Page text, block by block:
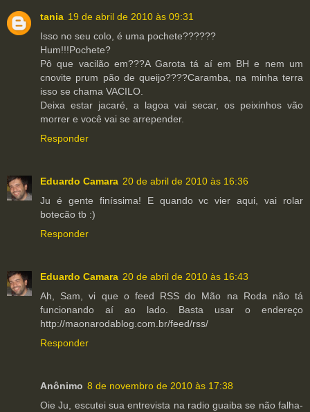
tania 19 de abril de 2010 às 09:31
Isso no seu colo, é uma pochete??????
Hum!!!Pochete?
Pô que vacilão em???A Garota tá aí em BH e nem um
cnovite prum pão de queijo????Caramba, na minha terra
isso se chama VACILO.
Deixa estar jacaré, a lagoa vai secar, os peixinhos vão
morrer e você vai se arrepender.
Responder
Eduardo Camara 20 de abril de 2010 às 16:36
Ju é gente finíssima! E quando vc vier aqui, vai rolar
botecão tb :)
Responder
Eduardo Camara 20 de abril de 2010 às 16:43
Ah, Sam, vi que o feed RSS do Mão na Roda não tá
funcionando aí ao lado. Basta usar o endereço
http://maonarodablog.com.br/feed/rss/
Responder
Anônimo 8 de novembro de 2010 às 17:38
Oie Ju, escutei sua entrevista na radio guaiba se não falha-